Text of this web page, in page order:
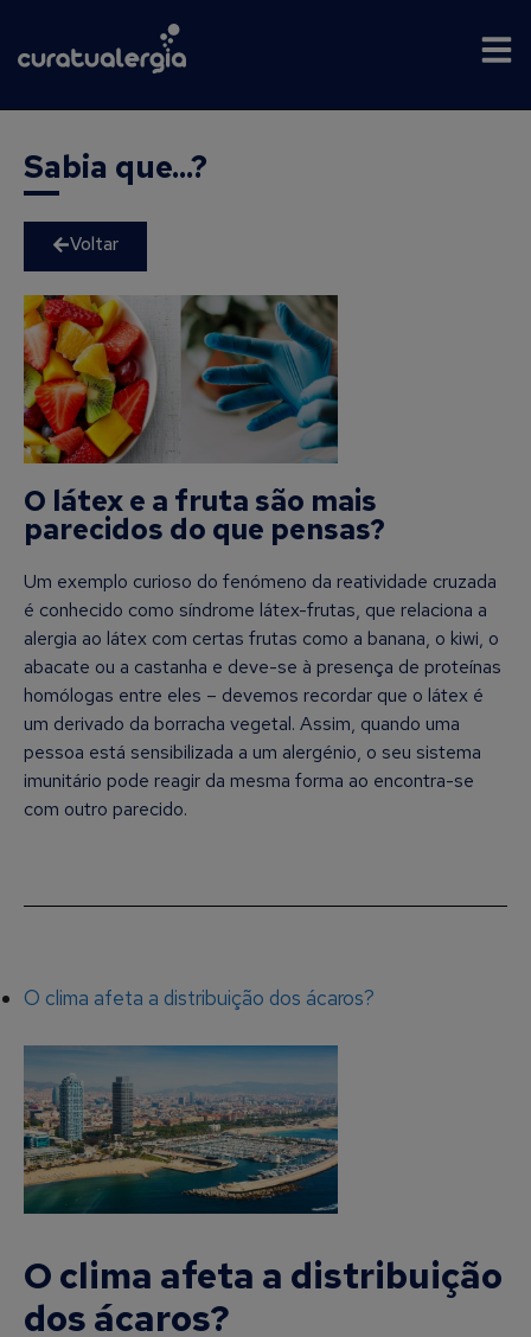
Sabia que...?
Voltar
O látex e a fruta são mais
parecidos do que pensas?
Um exemplo curioso do fenómeno da reatividade cruzada
é conhecido como síndrome látex-frutas, que relaciona a
alergia ao látex com certas frutas como a banana, o kiwi, o
abacate ou a castanha e deve-se à presença de proteínas
homólogas entre eles – devemos recordar que o látex é
um derivado da borracha vegetal. Assim, quando uma
pessoa está sensibilizada a um alergénio, o seu sistema
imunitário pode reagir da mesma forma ao encontra-se
com outro parecido.
O clima afeta a distribuição dos ácaros?
O clima afeta a distribuição
dos ácaros?